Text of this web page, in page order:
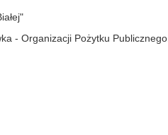
- Organizacji Pożytku Publicznego.